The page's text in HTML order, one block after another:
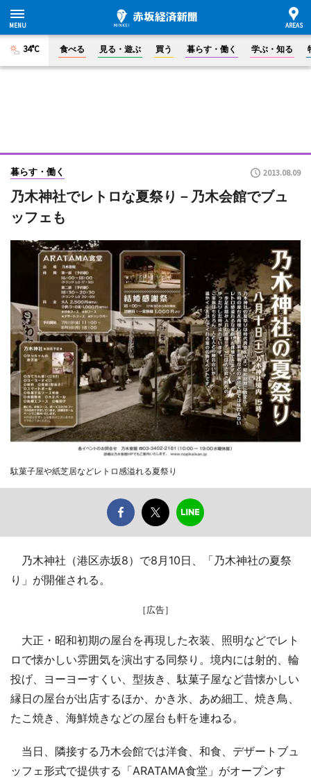
34°C 食べる 見る・遊ぶ 買う 暮らす・働く 学ぶ・知る
暮らす・働く 2013.08.09
乃木神社でレトロな夏祭り－乃木会館でブュ
ッフェも
駄菓子屋や紙芝居などレトロ感溢れる夏祭り
乃木神社（港区赤坂8）で8月10日、「乃木神社の夏祭
り」が開催される。
［広告］
大正・昭和初期の屋台を再現した衣装、照明などでレト
ロで懐かしい雰囲気を演出する同祭り。境内には射的、輪
投げ、ヨーヨーすくい、型抜き、駄菓子屋など昔懐かしい
縁日の屋台が出店するほか、かき氷、あめ細工、焼き鳥、
たこ焼き、海鮮焼きなどの屋台も軒を連ねる。
当日、隣接する乃木会館では洋食、和食、デザートブュ
ッフェ形式で提供する「ARATAMA食堂」がオープンす